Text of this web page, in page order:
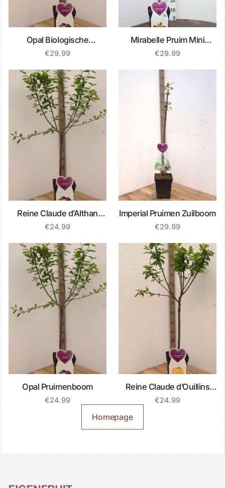
Opal Biologische
Pruimenboom
€29.99
Mirabelle Pruim Mini
Fruitboom
€29.99
Reine Claude d’Althan
Pruimenboom
€24.99
Imperial Pruimen Zuilboom
€29.99
Opal Pruimenboom
€24.99
Reine Claude d’Ouillins
Pruimenboom
€24.99
Homepage